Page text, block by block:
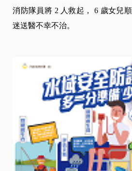
消防隊員將 2 人救起， 6 歲女兒
迷送醫不幸不治。